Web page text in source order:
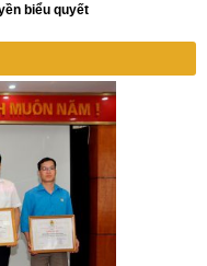
biểu quyết